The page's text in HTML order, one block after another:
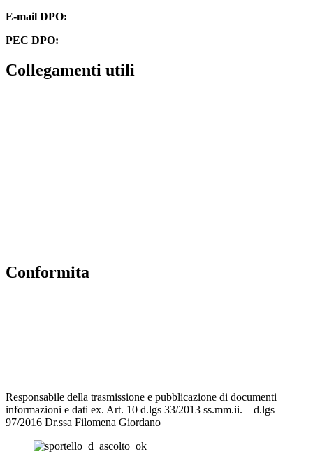
E-mail DPO:
PEC DPO:
Collegamenti utili
Conformita
Responsabile della trasmissione e pubblicazione di documenti
informazioni e dati ex. Art. 10 d.lgs 33/2013 ss.mm.ii. – d.lgs
97/2016 Dr.ssa Filomena Giordano